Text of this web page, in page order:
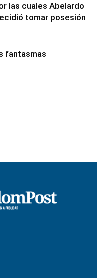
las cuales Abelardo
tomar posesión
fantasmas